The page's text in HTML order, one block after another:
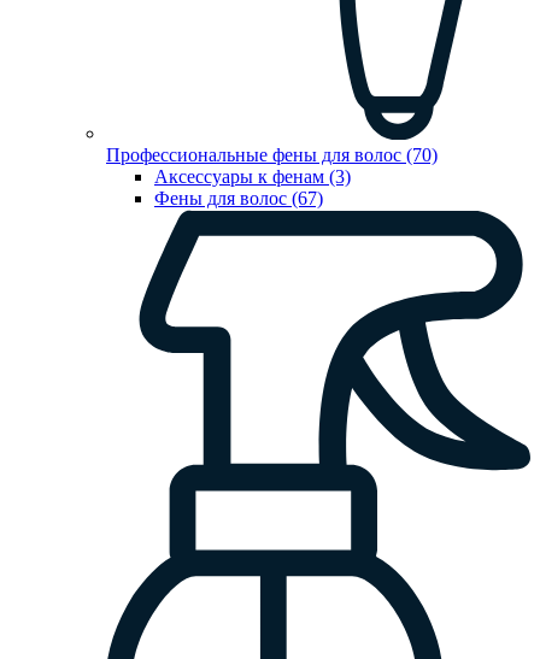
Профессиональные фены для волос (70)
Аксессуары к фенам (3)
Фены для волос (67)